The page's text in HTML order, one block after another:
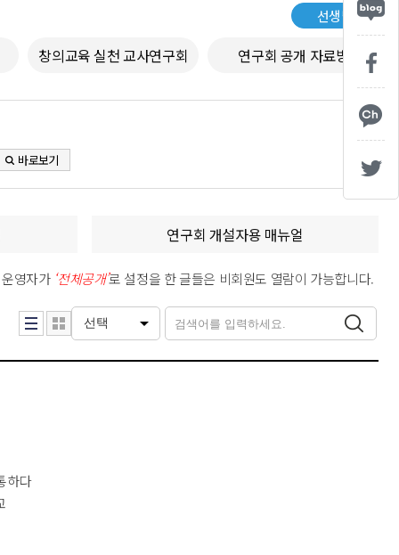
선생님
창의교육 실천 교사연구회 연구회 공개 자료방
바로보기
연구회 개설자용 매뉴얼
영자가 ‘전체공개’로 설정을 한 글들은 비회원도 열람이 가능합니다.
하다